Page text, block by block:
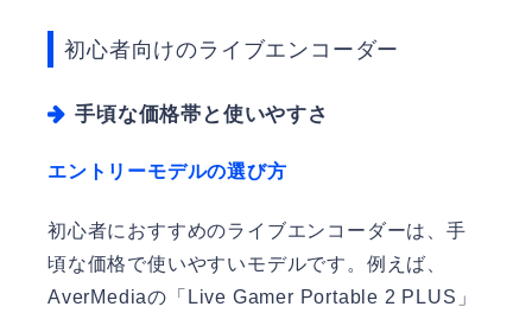
初心者向けのライブエンコーダー
手頃な価格帯と使いやすさ
エントリーモデルの選び方
初心者におすすめのライブエンコーダーは、手
頃な価格で使いやすいモデルです。例えば、
AverMediaの「Live Gamer Portable 2 PLUS」